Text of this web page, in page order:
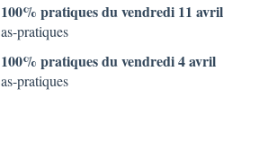
pratiques du vendredi 11 avril
pratiques
pratiques du vendredi 4 avril
pratiques